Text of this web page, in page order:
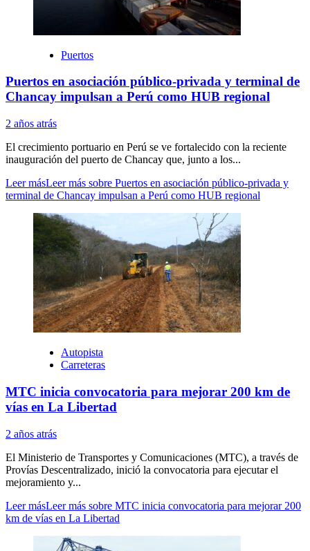
Puertos
Puertos en asociación público-privada y terminal de
Chancay impulsan a Perú como HUB regional
2 años atrás
El crecimiento portuario en Perú se ve fortalecido con la reciente
inauguración del puerto de Chancay que, junto a los...
Leer másLeer más sobre Puertos en asociación público-privada y
terminal de Chancay impulsan a Perú como HUB regional
Autopista
Carreteras
MTC inicia convocatoria para mejorar 200 km de
vías en La Libertad
2 años atrás
El Ministerio de Transportes y Comunicaciones (MTC), a través de
Provías Descentralizado, inició la convocatoria para ejecutar el
mejoramiento y...
Leer másLeer más sobre MTC inicia convocatoria para mejorar 200
km de vías en La Libertad